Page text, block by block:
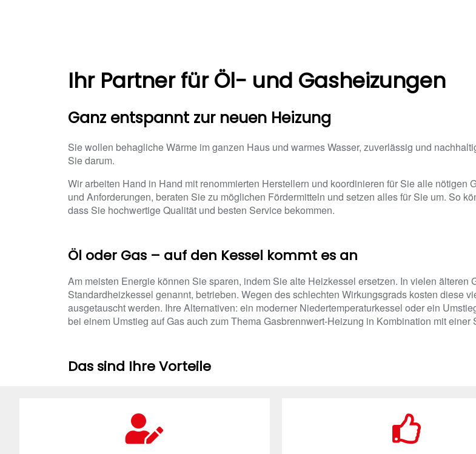
Ihr Partner für Öl- und Gasheizungen
Ganz entspannt zur neuen Heizung
Sie wollen behagliche Wärme im ganzen Haus und warmes Wasser, zuverlässig und
Sie darum.
Wir arbeiten Hand in Hand mit renommierten Herstellern und koordinieren für Sie alle nötigen
und Anforderungen, beraten Sie zu möglichen Fördermitteln und setzen alles für Sie um. So
dass Sie hochwertige Qualität und besten Service bekommen.
Öl oder Gas – auf den Kessel kommt es an
Am meisten Energie können Sie sparen, indem Sie alte Heizkessel ersetzen. In vielen
Standardheizkessel genannt, betrieben. Wegen des schlechten Wirkungsgrads kosten diese
ausgetauscht werden. Ihre Alternativen: ein moderner Niedertemperaturkessel oder ein
bei einem Umstieg auf Gas auch zum Thema Gasbrennwert-Heizung in Kombination mit einer
Das sind Ihre Vorteile